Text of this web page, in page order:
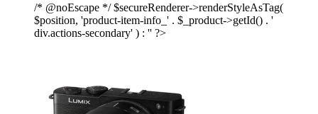
/* @noEscape */ $secureRenderer->renderStyleAsTag(
$position, 'product-item-info_' . $_product->getId() . '
div.actions-secondary' ) : '' ?>